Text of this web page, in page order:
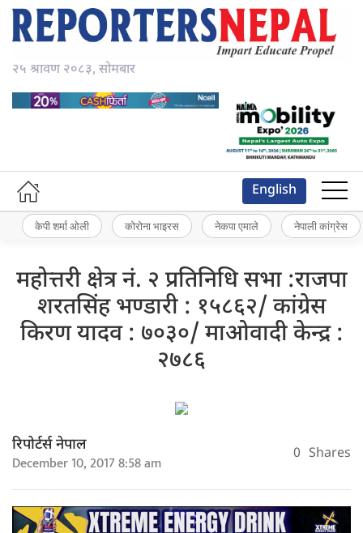
२५ श्रावण २०८३, सोमबार
English
केपी शर्मा ओली कोरोना भाइरस नेकपा एमाले नेपाली कांग्रेस
महोत्तरी क्षेत्र नं. २ प्रतिनिधि सभा :राजपा
शरतसिंह भण्डारी : १५८६२/ कांग्रेस
किरण यादव : ७०३०/ माओवादी केन्द्र :
२७८६
रिपोर्टर्स नेपाल
December 10, 2017 8:58 am 0 Shares